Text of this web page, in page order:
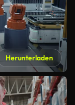
Herunterladen